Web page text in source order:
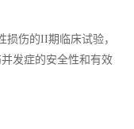
损伤的II期临床试验，
发症的安全性和有效